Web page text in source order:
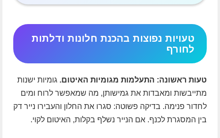
טעויות נפוצות בהכנת חלונות ודלתות
לחורף
טעות ראשונה: התעלמות מגומיות האיטום. גומיות ישנות
מתייבשות ומאבדות את גמישותן, מה שמאפשר לרוח ומים
לחדור פנימה. בדיקה פשוטה: סגרו את החלון והעבירו נייר דק
בין המסגרת לכנף. אם הנייר נשלף בקלות, האיטום לקוי.